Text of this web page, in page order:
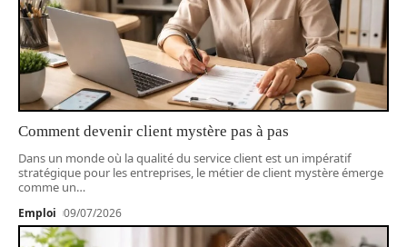
Comment devenir client mystère pas à pas
Dans un monde où la qualité du service client est un impératif
stratégique pour les entreprises, le métier de client mystère émerge
comme un…
Emploi 09/07/2026